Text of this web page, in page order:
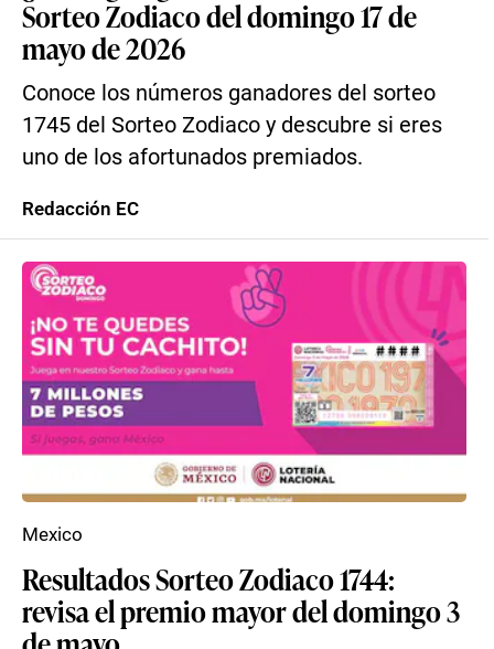
Sorteo Zodiaco del domingo 17 de
mayo de 2026
Conoce los números ganadores del sorteo
1745 del Sorteo Zodiaco y descubre si eres
uno de los afortunados premiados.
Redacción EC
Resultados Sorteo Zodiaco 1744:
revisa el premio mayor del domingo 3
Mexico